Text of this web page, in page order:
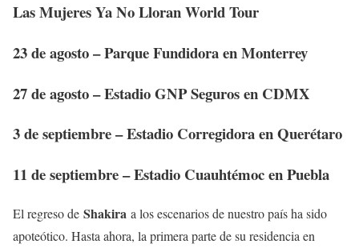
Las Mujeres Ya No Lloran World Tour
23 de agosto – Parque Fundidora en Monterrey
27 de agosto – Estadio GNP Seguros en CDMX
3 de septiembre – Estadio Corregidora en Querétaro
11 de septiembre – Estadio Cuauhtémoc en Puebla
El regreso de Shakira a los escenarios de nuestro país ha sido
apoteótico. Hasta ahora, la primera parte de su residencia en